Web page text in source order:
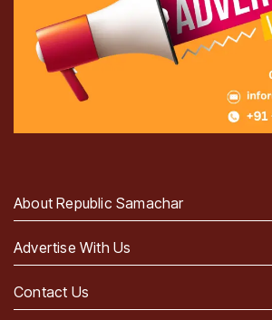
About Republic Samachar
Advertise With Us
Contact Us